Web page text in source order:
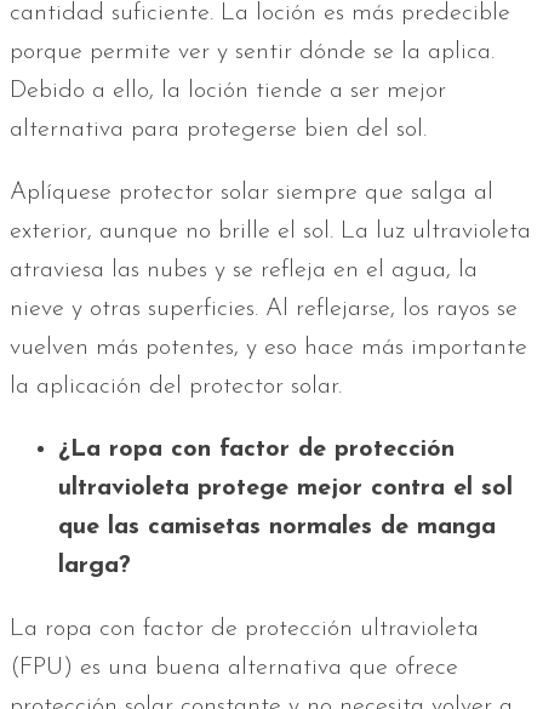
cantidad suficiente. La loción es más predecible
porque permite ver y sentir dónde se la aplica.
Debido a ello, la loción tiende a ser mejor
alternativa para protegerse bien del sol.
Aplíquese protector solar siempre que salga al
exterior, aunque no brille el sol. La luz ultravioleta
atraviesa las nubes y se refleja en el agua, la
nieve y otras superficies. Al reflejarse, los rayos se
vuelven más potentes, y eso hace más importante
la aplicación del protector solar.
¿La ropa con factor de protección
ultravioleta protege mejor contra el sol
que las camisetas normales de manga
larga?
La ropa con factor de protección ultravioleta
(FPU) es una buena alternativa que ofrece